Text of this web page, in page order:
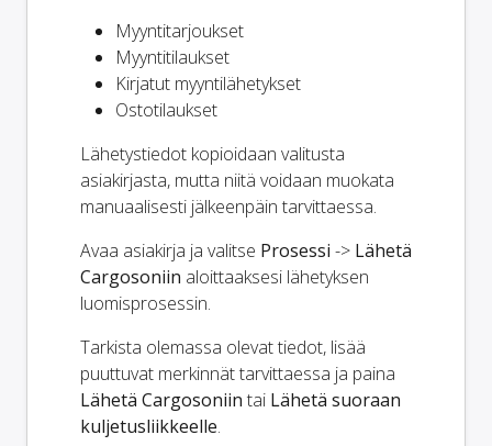
Myyntitarjoukset
Myyntitilaukset
Kirjatut myyntilähetykset
Ostotilaukset
Lähetystiedot kopioidaan valitusta
asiakirjasta, mutta niitä voidaan muokata
manuaalisesti jälkeenpäin tarvittaessa.
Avaa asiakirja ja valitse Prosessi -> Lähetä
Cargosoniin aloittaaksesi lähetyksen
luomisprosessin.
Tarkista olemassa olevat tiedot, lisää
puuttuvat merkinnät tarvittaessa ja paina
Lähetä Cargosoniin tai Lähetä suoraan
kuljetusliikkeelle.